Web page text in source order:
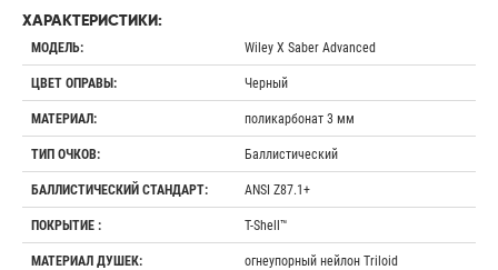
ХАРАКТЕРИСТИКИ:
МОДЕЛЬ: Wiley X Saber Advanced
ЦВЕТ ОПРАВЫ: Черный
МАТЕРИАЛ: поликарбонат 3 мм
ТИП ОЧКОВ: Баллистический
БАЛЛИСТИЧЕСКИЙ СТАНДАРТ: ANSI Z87.1+
ПОКРЫТИЕ : T-Shell™
МАТЕРИАЛ ДУШЕК: огнеупорный нейлон Triloid